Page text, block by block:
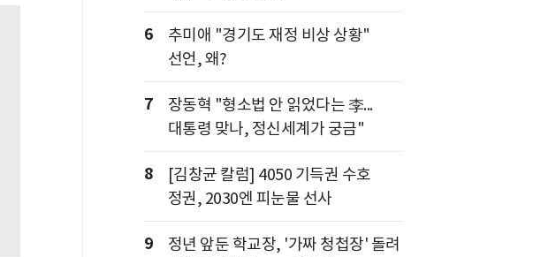
6
추미애 "경기도 재정 비상 상황"
선언, 왜?
7
장동혁 "형소법 안 읽었다는 李...
대통령 맞나, 정신세계가 궁금"
8
[김창균 칼럼] 4050 기득권 수호
정권, 2030엔 피눈물 선사
9
정년 앞둔 학교장, '가짜 청첩장' 돌려